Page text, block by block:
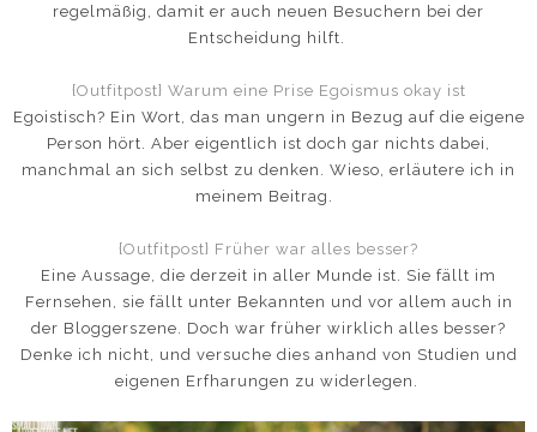
regelmäßig, damit er auch neuen Besuchern bei der
Entscheidung hilft.
{Outfitpost} Warum eine Prise Egoismus okay ist
Egoistisch? Ein Wort, das man ungern in Bezug auf die eigene
Person hört. Aber eigentlich ist doch gar nichts dabei,
manchmal an sich selbst zu denken. Wieso, erläutere ich in
meinem Beitrag.
{Outfitpost} Früher war alles besser?
Eine Aussage, die derzeit in aller Munde ist. Sie fällt im
Fernsehen, sie fällt unter Bekannten und vor allem auch in
der Bloggerszene. Doch war früher wirklich alles besser?
Denke ich nicht, und versuche dies anhand von Studien und
eigenen Erfharungen zu widerlegen.